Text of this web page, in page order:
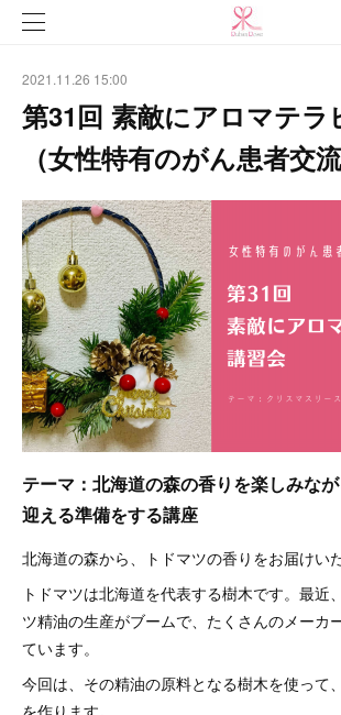
2021.11.26 15:00
第31回 素敵にアロマテラ
（女性特有のがん患者交流
テーマ：北海道の森の香りを楽しみな
迎える準備をする講座
北海道の森から、トドマツの香りをお届けいた
トドマツは北海道を代表する樹木です。最近
ツ精油の生産がブームで、たくさんのメーカ
ています。
今回は、その精油の原料となる樹木を使って
を作ります。